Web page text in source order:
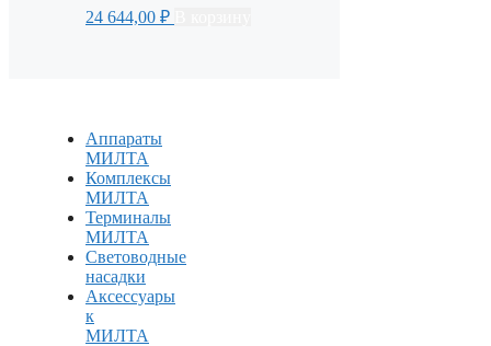
24 644,00 ₽
Аппараты
МИЛТА
Комплексы
МИЛТА
Терминалы
МИЛТА
Световодные
насадки
Аксессуары
к
МИЛТА